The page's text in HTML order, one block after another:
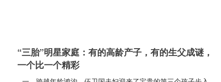
“三胎”明星家庭：有的高龄产子，有的生父成谜，
一个比一个精彩